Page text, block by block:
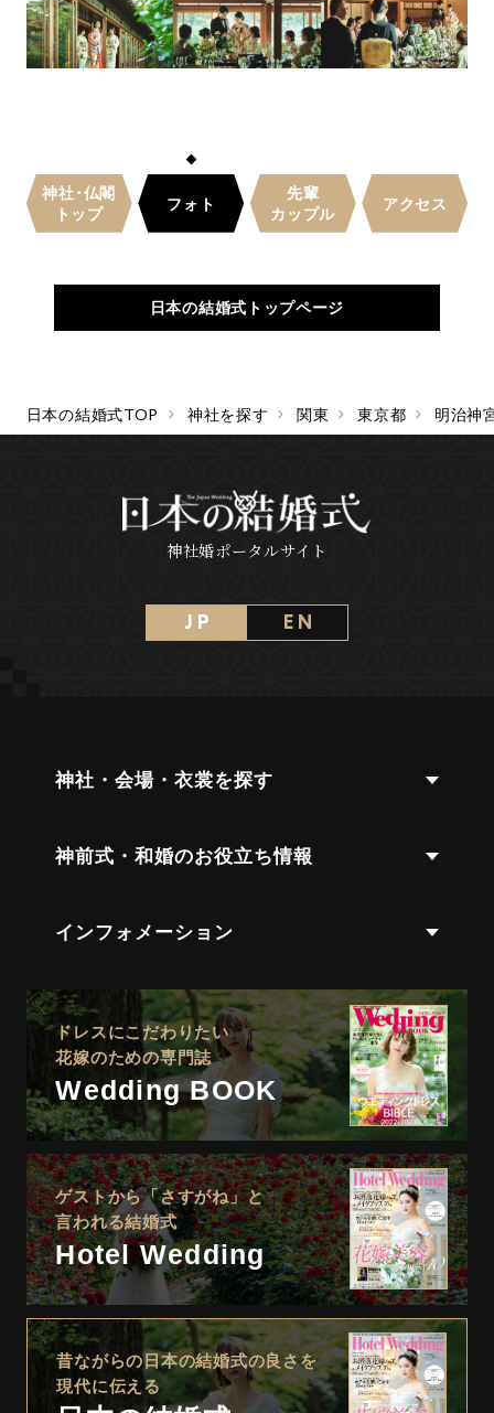
日本の結婚式TOP 神社を探す 関東 東京都 明治神
神社･仏閣
トップ
フォト
先輩
カップル
アクセス
日本の結婚式トップページ
神社婚ポータルサイト
J P E N
神社・会場・衣裳を探す
神前式・和婚のお役立ち情報
インフォメーション
ドレスにこだわりたい
花嫁のための専門誌
Wedding BOOK
ゲストから「さすがね」と
言われる結婚式
Hotel Wedding
昔ながらの日本の結婚式の良さを
現代に伝える